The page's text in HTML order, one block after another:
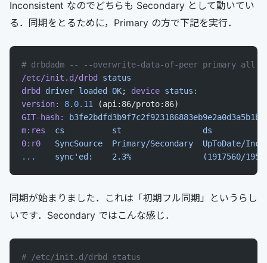
Inconsistent なのでどちらも Secondary として動いてい
る．同期をとるために，Primary の方で下記を実行．
# drbdadm -- --overwrite-data-of-peer primary all
/etc/init.d/drbd
status
drbd
driver loaded OK; device status:
version:
8.0.11 (api:86/proto:86)
GIT-hash:
b3fe2bdfd3b9f7c2f923186883eb9e2a0d3a5b1b
m:res
  cs
          st
                 ds
0:r0
   SyncSource
  Primary/Secondary
UpToDate/
...
sync'ed:    2.3%               (1917560/
同期が始まりました．これは「初期フル同期」というらし
いです．Secondary ではこんな感じ．
# /etc/init.d/drbd status